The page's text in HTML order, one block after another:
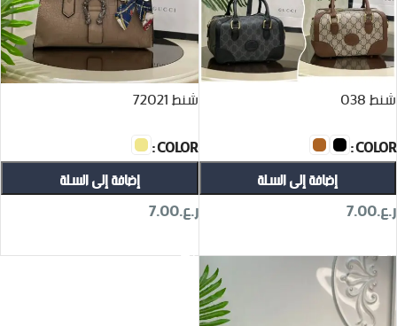
شنط 038
COLOR
إضافة إلى السلة
ر.ع.7.00
شنط 72021
COLOR
إضافة إلى السلة
ر.ع.7.00